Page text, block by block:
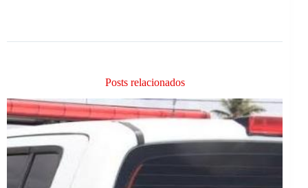
Posts relacionados